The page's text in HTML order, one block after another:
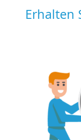
Erhalten